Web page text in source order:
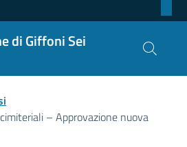
di Giffoni Sei
– Approvazione nuova